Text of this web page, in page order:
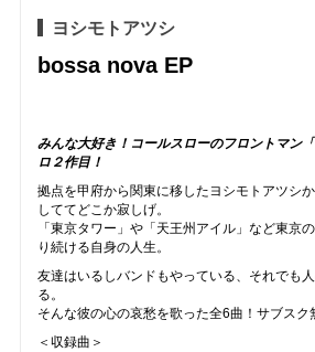
ヨシモトアツシ
bossa nova EP
みんな大好き！コールスローのフロントマン
ロ２作目！
拠点を甲府から関東に移したヨシモトアツシ
しててどこか寂しげ。
「東京タワー」や「天王州アイル」など東京
り続ける自身の人生。
友達はいるしバンドもやっている、それでも
る。
そんな彼の心の哀愁を歌った全6曲！サブスク
＜収録曲＞